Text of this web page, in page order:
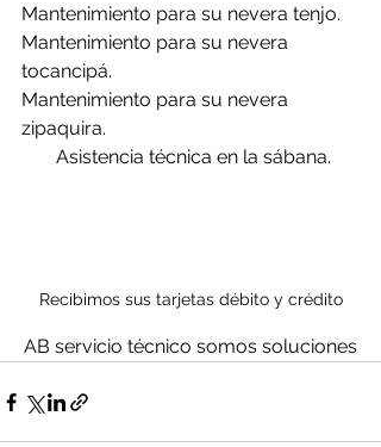
Mantenimiento para su nevera tenjo.
Mantenimiento para su nevera
tocancipá.
Mantenimiento para su nevera
zipaquira.
Asistencia técnica en la sábana.
Recibimos sus tarjetas débito y crédito
AB servicio técnico somos soluciones